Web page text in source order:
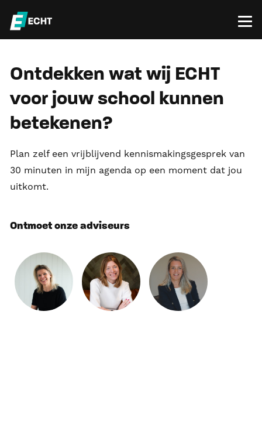
Ontdekken wat wij ECHT
voor jouw school kunnen
betekenen?
Plan zelf een vrijblijvend kennismakingsgesprek van
30 minuten in mijn agenda op een moment dat jou
uitkomt.
Ontmoet onze adviseurs